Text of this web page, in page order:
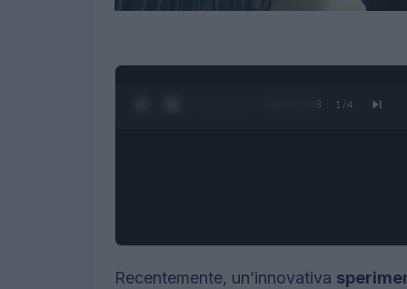
0:27 / 1:23 1 /4
Recentemente, un’innovativa